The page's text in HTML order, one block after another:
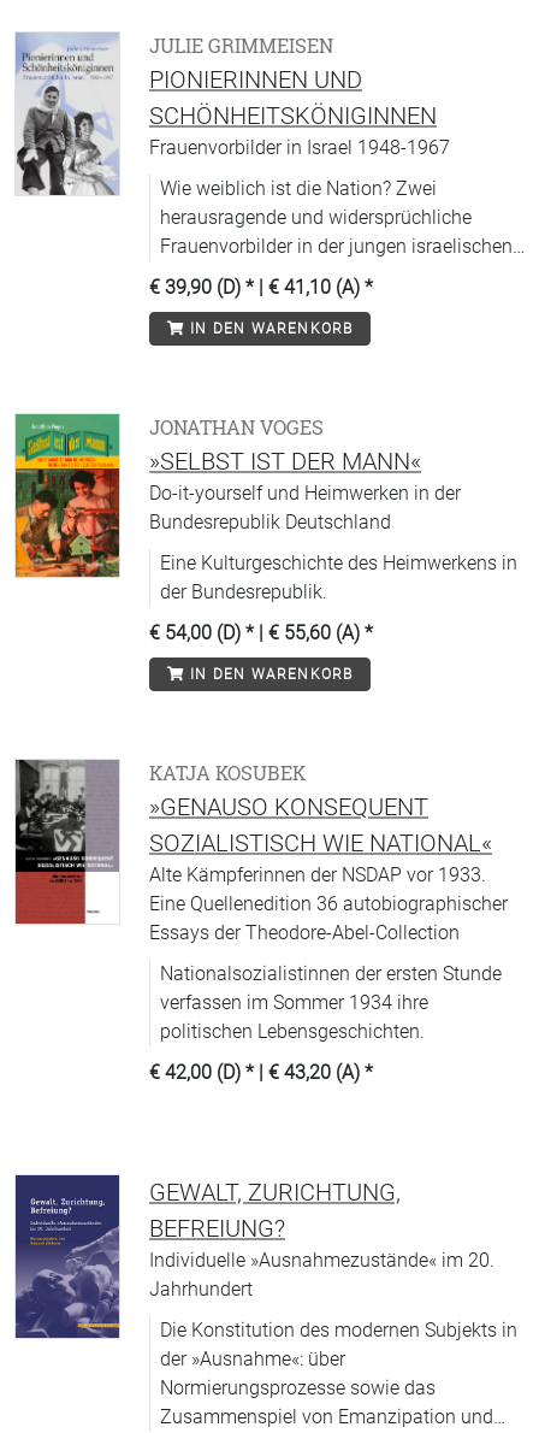
JULIE GRIMMEISEN
PIONIERINNEN UND
SCHÖNHEITSKÖNIGINNEN
Frauenvorbilder in Israel 1948-1967
Wie weiblich ist die Nation? Zwei
herausragende und widersprüchliche
Frauenvorbilder in der jungen israelischen
Gesellschaft.
€ 39,90 (D) * | € 41,10 (A) *
IN DEN WARENKORB
JONATHAN VOGES
»SELBST IST DER MANN«
Do-it-yourself und Heimwerken in der
Bundesrepublik Deutschland
Eine Kulturgeschichte des Heimwerkens in
der Bundesrepublik.
€ 54,00 (D) * | € 55,60 (A) *
IN DEN WARENKORB
KATJA KOSUBEK
»GENAUSO KONSEQUENT
SOZIALISTISCH WIE NATIONAL«
Alte Kämpferinnen der NSDAP vor 1933.
Eine Quellenedition 36 autobiographischer
Essays der Theodore-Abel-Collection
Nationalsozialistinnen der ersten Stunde
verfassen im Sommer 1934 ihre
politischen Lebensgeschichten.
€ 42,00 (D) * | € 43,20 (A) *
GEWALT, ZURICHTUNG,
BEFREIUNG?
Individuelle »Ausnahmezustände« im 20.
Jahrhundert
Die Konstitution des modernen Subjekts in
der »Ausnahme«: über
Normierungsprozesse sowie das
Zusammenspiel von Emanzipation und